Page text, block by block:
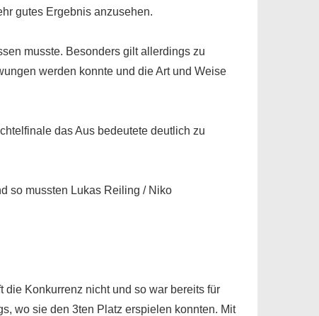
gutes Ergebnis anzusehen.
musste. Besonders gilt allerdings zu
werden konnte und die Art und Weise
das Aus bedeutete deutlich zu
so mussten Lukas Reiling / Niko
Konkurrenz nicht und so war bereits für
wo sie den 3ten Platz erspielen konnten. Mit